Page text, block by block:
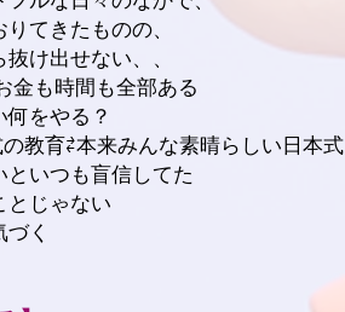
てきたものの、
け出せない、、
金も時間も全部ある
何をやる？
教育⇄本来みんな素晴らしい日本式
といつも盲信してた
とじゃない
く